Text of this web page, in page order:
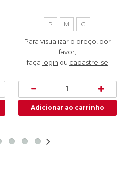
P M G
Para visualizar o preço, por
favor,
faça login ou cadastre-se